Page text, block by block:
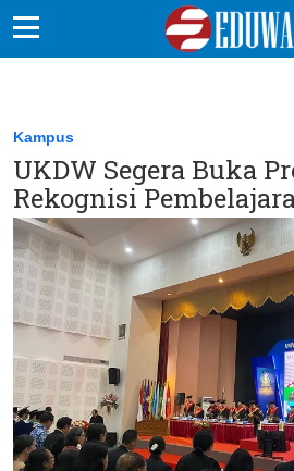
Sekolah Kita
Vokasi
Kampus
Idea
Sains
EduDana
Ikuti Kami di:
Kampus
UKDW Segera Buka
Rekognisi